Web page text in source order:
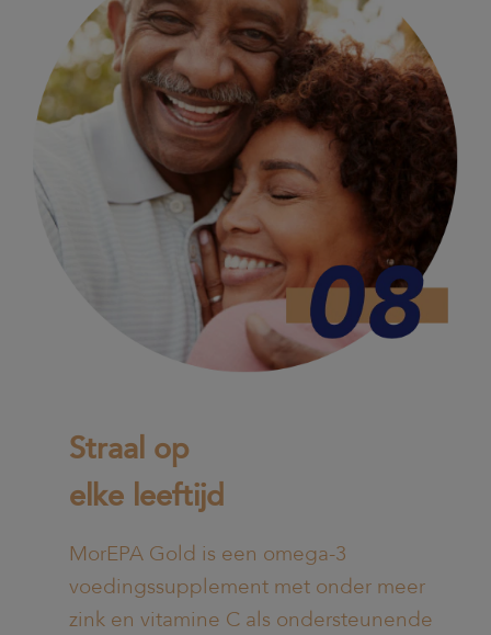
Straal op
elke leeftijd
MorEPA Gold is een omega-3
voedingssupplement met onder meer
zink en vitamine C als ondersteunende